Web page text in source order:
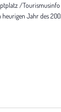
/
Jahr des